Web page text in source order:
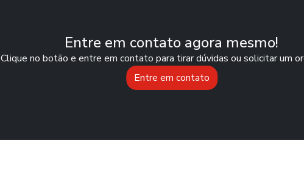
Entre em contato agora mesmo!
Clique no botão e entre em contato para tirar dúvidas ou solicitar um
Entre em contato